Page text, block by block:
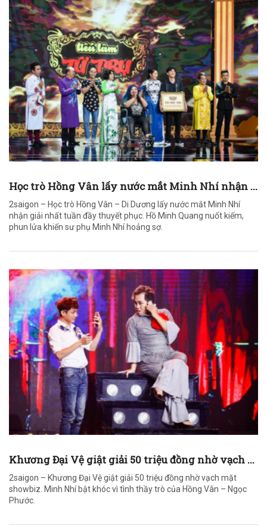
Học trò Hồng Vân lấy nước mắt Minh Nhí nhận ...
2saigon – Học trò Hồng Vân – Di Dương lấy nước mắt Minh Nhí
nhận giải nhất tuần đầy thuyết phục. Hồ Minh Quang nuốt kiếm,
phun lửa khiến sư phụ Minh Nhí hoảng sợ.
Khương Đại Vệ giật giải 50 triệu đồng nhờ vạch ...
2saigon – Khương Đại Vệ giật giải 50 triệu đồng nhờ vạch mặt
showbiz. Minh Nhí bật khóc vì tình thầy trò của Hồng Vân – Ngọc
Phước.